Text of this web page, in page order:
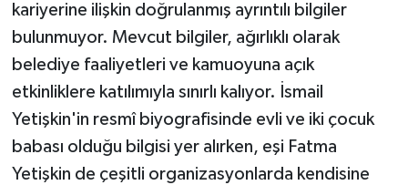
kariyerine ilişkin doğrulanmış ayrıntılı bilgiler
bulunmuyor. Mevcut bilgiler, ağırlıklı olarak
belediye faaliyetleri ve kamuoyuna açık
etkinliklere katılımıyla sınırlı kalıyor. İsmail
Yetişkin'in resmî biyografisinde evli ve iki çocuk
babası olduğu bilgisi yer alırken, eşi Fatma
Yetişkin de çeşitli organizasyonlarda kendisine